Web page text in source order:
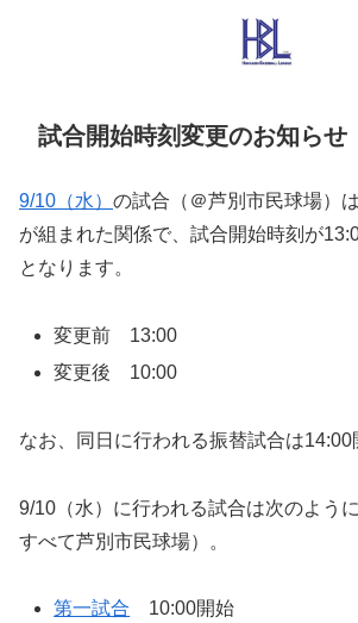
試合開始時刻変更のお知らせ
9/10（水） の試合（＠芦別市民球場）
が組まれた関係で、試合開始時刻が
となります。
変更前 13:00
変更後 10:00
なお、同日に行われる振替試合は14:00
9/10（水）に行われる試合は次のよう
すべて芦別市民球場）。
第一試合 10:00開始